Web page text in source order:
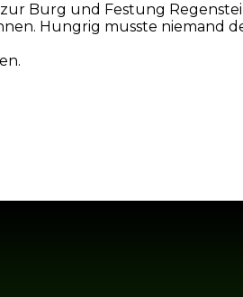
Burg und Festung
Hungrig musste niemand